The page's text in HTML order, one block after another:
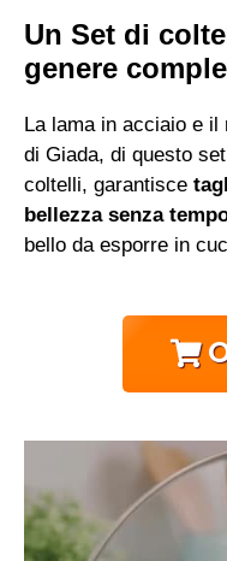
Un Set di
genere
La lama in acciaio e
di Giada, di questo
coltelli, garantisce
bellezza senza
bello da esporre in